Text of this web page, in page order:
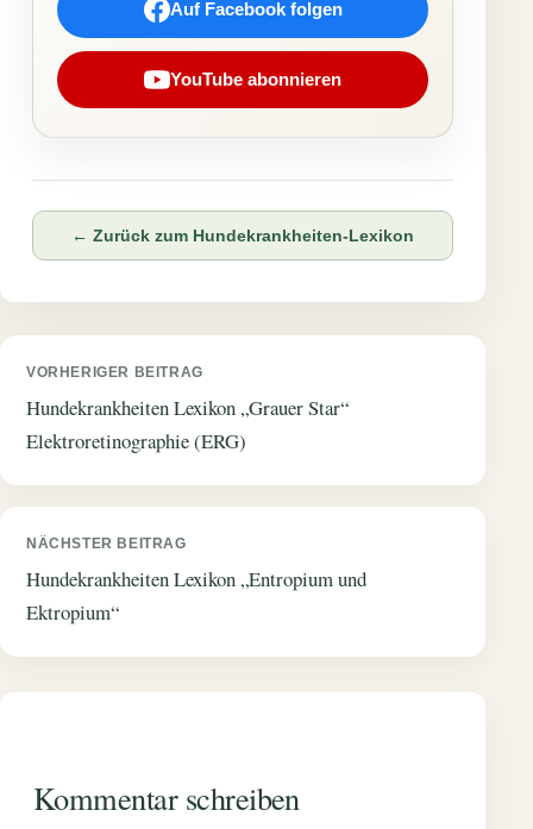
Auf Facebook folgen
YouTube abonnieren
← Zurück zum Hundekrankheiten-Lexikon
Beitragsnavigation
VORHERIGER BEITRAG
Hundekrankheiten Lexikon „Grauer Star“
Elektroretinographie (ERG)
NÄCHSTER BEITRAG
Hundekrankheiten Lexikon „Entropium und
Ektropium“
Kommentar schreiben